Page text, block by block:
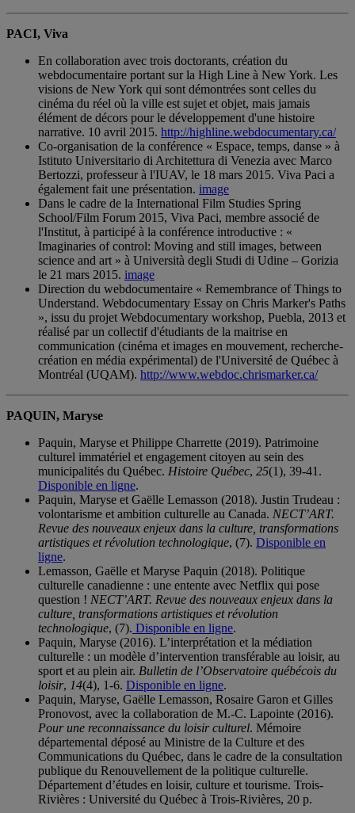
PACI, Viva
En collaboration avec trois doctorants, création du
webdocumentaire portant sur la High Line à New York. Les
visions de New York qui sont démontrées sont celles du
cinéma du réel où la ville est sujet et objet, mais jamais
élément de décors pour le développement d'une histoire
narrative. 10 avril 2015. http://highline.webdocumentary.ca/
Co-organisation de la conférence « Espace, temps, danse » à
Istituto Universitario di Architettura di Venezia avec Marco
Bertozzi, professeur à l'IUAV, le 18 mars 2015. Viva Paci a
également fait une présentation. image
Dans le cadre de la International Film Studies Spring
School/Film Forum 2015, Viva Paci, membre associé de
l'Institut, à participé à la conférence introductive : «
Imaginaries of control: Moving and still images, between
science and art » à Università degli Studi di Udine – Gorizia
le 21 mars 2015. image
Direction du webdocumentaire « Remembrance of Things to
Understand. Webdocumentary Essay on Chris Marker's Paths
», issu du projet Webdocumentary workshop, Puebla, 2013 et
réalisé par un collectif d'étudiants de la maitrise en
communication (cinéma et images en mouvement, recherche-
création en média expérimental) de l'Université de Québec à
Montréal (UQAM). http://www.webdoc.chrismarker.ca/
PAQUIN, Maryse
Paquin, Maryse et Philippe Charrette (2019). Patrimoine
culturel immatériel et engagement citoyen au sein des
municipalités du Québec. Histoire Québec, 25(1), 39-41.
Disponible en ligne.
Paquin, Maryse et Gaëlle Lemasson (2018). Justin Trudeau :
volontarisme et ambition culturelle au Canada. NECT’ART.
Revue des nouveaux enjeux dans la culture, transformations
artistiques et révolution technologique, (7). Disponible en
ligne.
Lemasson, Gaëlle et Maryse Paquin (2018). Politique
culturelle canadienne : une entente avec Netflix qui pose
question ! NECT’ART. Revue des nouveaux enjeux dans la
culture, transformations artistiques et révolution
technologique, (7). Disponible en ligne.
Paquin, Maryse (2016). L’interprétation et la médiation
culturelle : un modèle d’intervention transférable au loisir, au
sport et au plein air. Bulletin de l’Observatoire québécois du
loisir, 14(4), 1-6. Disponible en ligne.
Paquin, Maryse, Gaëlle Lemasson, Rosaire Garon et Gilles
Pronovost, avec la collaboration de M.-C. Lapointe (2016).
Pour une reconnaissance du loisir culturel. Mémoire
départemental déposé au Ministre de la Culture et des
Communications du Québec, dans le cadre de la consultation
publique du Renouvellement de la politique culturelle.
Département d’études en loisir, culture et tourisme. Trois-
Rivières : Université du Québec à Trois-Rivières, 20 p.